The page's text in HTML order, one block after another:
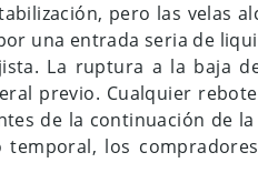
pero las velas
una entrada seria de
La ruptura a la baja
previo. Cualquier
de la continuación de la
los